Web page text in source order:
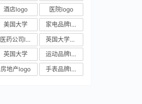
酒店logo
医院logo
美国大学
家电品牌logo
医药公司logo
英国大学校徽
英国大学
运动品牌logo
房地产logo 手表品牌logo